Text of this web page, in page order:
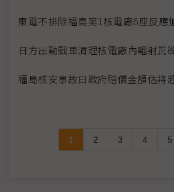
東電不排除福島第1核電廠6座反應
日方出動戰車清理核電廠內輻射瓦
福島核安事故日政府賠償金額估將
1 2 3 4 5